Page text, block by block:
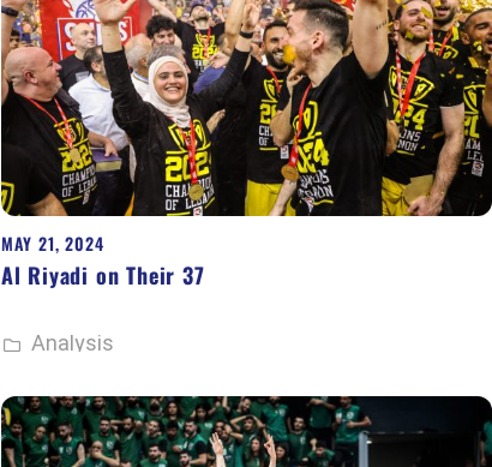
MAY 21, 2024
Al Riyadi on Their 37
Analysis